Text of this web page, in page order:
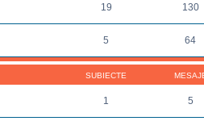
19 130
5 64
SUBIECTE
1 5